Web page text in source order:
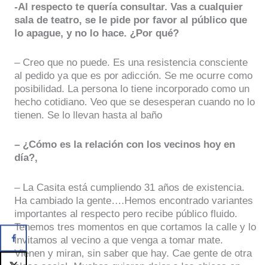
-Al respecto te quería consultar. Vas a cualquier
sala de teatro, se le pide por favor al público que
lo apague, y no lo hace. ¿Por qué?
– Creo que no puede. Es una resistencia consciente
al pedido ya que es por adicción. Se me ocurre como
posibilidad. La persona lo tiene incorporado como un
hecho cotidiano. Veo que se desesperan cuando no lo
tienen. Se lo llevan hasta al baño
– ¿Cómo es la relación con los vecinos hoy en
día?,
– La Casita está cumpliendo 31 años de existencia.
Ha cambiado la gente….Hemos encontrado variantes
importantes al respecto pero recibe público fluido.
Tenemos tres momentos en que cortamos la calle y lo
invitamos al vecino a que venga a tomar mate.
Vienen y miran, sin saber que hay. Cae gente de otra